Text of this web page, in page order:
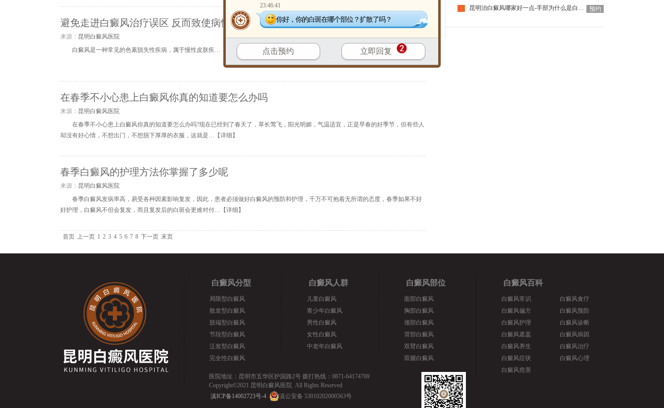
避免走进白癜风治疗误区 反而致使病情加重
来源： 昆明白癜风医院
白癜风是一种常见的色素脱失性疾病，属于慢性皮肤疾…【
详细
在春季不小心患上白癜风你真的知道要怎么办吗
来源： 昆明白癜风医院
在春季不小心患上白癜风你真的知道要怎么办吗?现在已经到了春天了，草长莺飞，阳光明媚，气温适宜，正是早春的好季节，但有些人
却没有好心情，不想出门，不想脱下厚厚的衣服，这就是…【详细 】
春季白癜风的护理方法你掌握了多少呢
来源： 昆明白癜风医院
春季白癜风发病率高，易受各种因素影响复发，因此，患者必须做好白癜风的预防和护理，千万不可抱着无所谓的态度，春季如果不好
好护理，白癜风不但会复发，而且复发后的白斑会更难对付…【详细 】
首页 上一页 1 2 3 4 5 6 7 8 下一页 末页
·
昆明治白癜风哪家好一点-手部为什么是白癜风的重灾区 预约
白癜风分型
局限型白癜风
散发型白癜风
肢端型白癜风
节段型白癜风
泛发型白癜风
完全性白癜风
白癜风人群
儿童白癜风
青少年白癜风
男性白癜风
女性白癜风
中老年白癜风
白癜风部位
面部白癜风
胸部白癜风
颈部白癜风
背部白癜风
双臂白癜风
双腿白癜风
白癜风百科
白癜风常识
白癜风偏方
白癜风护理
白癜风遮盖
白癜风养生
白癜风症状
白癜风危害
白癜风食疗
白癜风预防
白癜风诊断
白癜风病因
白癜风治疗
白癜风心理
医院地址：昆明市五华区护国路2号 拨打热线：0871-64174769
Copyright©2021 昆明白癜风医院. All Rights Reserved
滇ICP备14002723号-4
滇公安备 53010202000563号
23:46:41
你好，你的白斑在哪个部位？扩散了吗？
点击预约 立即回复